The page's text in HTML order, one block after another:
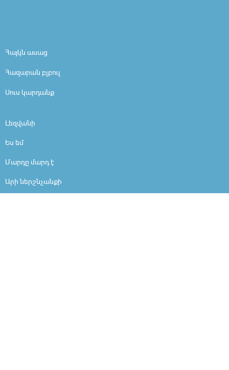
Հայկն ասաց
Հազարան բլբուլ
Սուս կարդանք
Լեզվանի
Ես եմ
Մարդը մարդ է
Արի ներշնչանքի